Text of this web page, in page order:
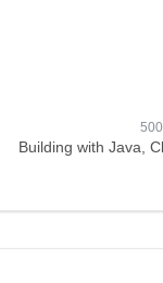
Building with Java,